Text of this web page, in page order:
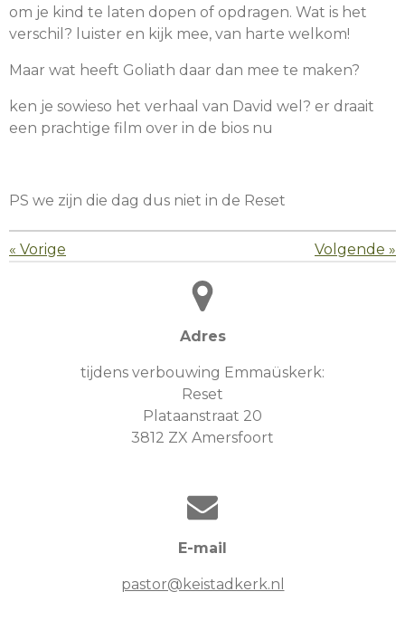
om je kind te laten dopen of opdragen. Wat is het
verschil? luister en kijk mee, van harte welkom!
Maar wat heeft Goliath daar dan mee te maken?
ken je sowieso het verhaal van David wel? er draait
een prachtige film over in de bios nu
PS we zijn die dag dus niet in de Reset
« Vorige Volgende »
Adres
tijdens verbouwing Emmaüskerk:
Reset
Plataanstraat 20
3812 ZX Amersfoort
E-mail
pastor@keistadkerk.nl